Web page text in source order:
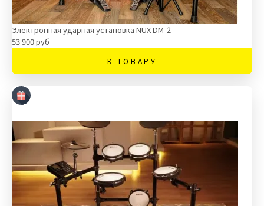
Электронная ударная установка NUX DM-2
53 900 руб
К ТОВАРУ